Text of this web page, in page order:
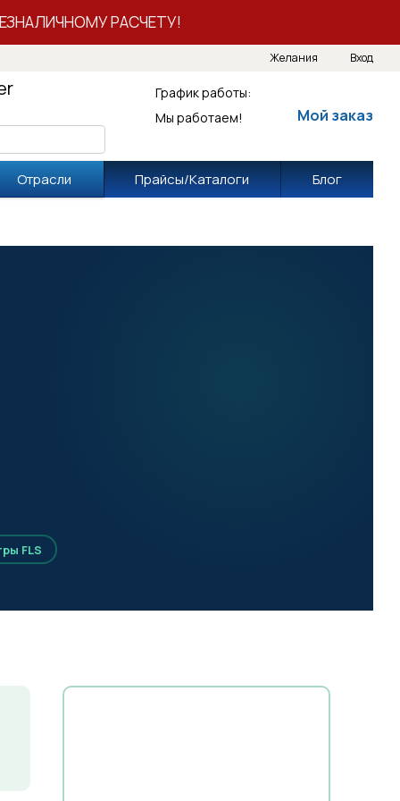
РАСЧЕТУ!
Желания Вход
График работы:
Мы работаем!
Мой заказ
Отрасли Прайсы/Каталоги Блог
FLS